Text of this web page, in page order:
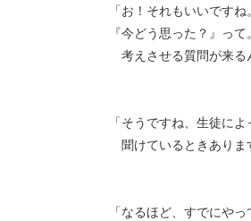
「お！それもいいです
『今どう思った？』っ
考えさせる質問が来る
「そうですね、生徒に
聞けているときありま
「なるほど、すでにや